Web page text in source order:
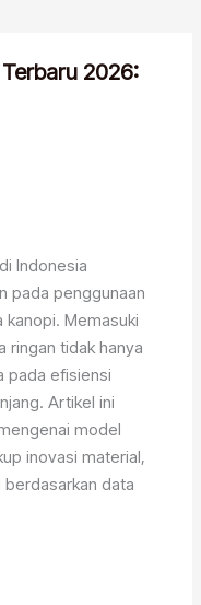
2026:
Indonesia
pada penggunaan
Memasuki
ringan tidak hanya
pada efisiensi
Artikel ini
model
inovasi material,
data